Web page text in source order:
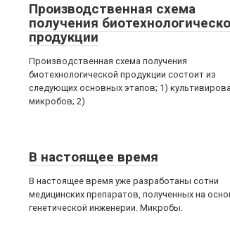
Производственная схема
получения
продукции
Производственная схема получения
биотехнологической продукции состоит из
следующих основных этапов; 1)
микробов; 2)
В настоящее время
В настоящее время уже разработаны сотни
медицинских препаратов, полученных на
генетической инженерии. Микробы.